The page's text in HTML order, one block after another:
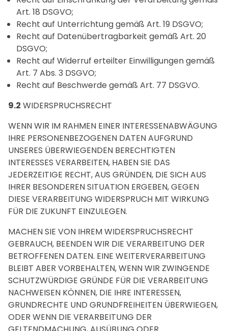
Art. 18 DSGVO;
Recht auf Unterrichtung gemäß Art. 19 DSGVO;
Recht auf Datenübertragbarkeit gemäß Art. 20
DSGVO;
Recht auf Widerruf erteilter Einwilligungen gemäß
Art. 7 Abs. 3 DSGVO;
Recht auf Beschwerde gemäß Art. 77 DSGVO.
9.2 WIDERSPRUCHSRECHT
WENN WIR IM RAHMEN EINER INTERESSENABWÄGUNG
IHRE PERSONENBEZOGENEN DATEN AUFGRUND
UNSERES ÜBERWIEGENDEN BERECHTIGTEN
INTERESSES VERARBEITEN, HABEN SIE DAS
JEDERZEITIGE RECHT, AUS GRÜNDEN, DIE SICH AUS
IHRER BESONDEREN SITUATION ERGEBEN, GEGEN
DIESE VERARBEITUNG WIDERSPRUCH MIT WIRKUNG
FÜR DIE ZUKUNFT EINZULEGEN.
MACHEN SIE VON IHREM WIDERSPRUCHSRECHT
GEBRAUCH, BEENDEN WIR DIE VERARBEITUNG DER
BETROFFENEN DATEN. EINE WEITERVERARBEITUNG
BLEIBT ABER VORBEHALTEN, WENN WIR ZWINGENDE
SCHUTZWÜRDIGE GRÜNDE FÜR DIE VERARBEITUNG
NACHWEISEN KÖNNEN, DIE IHRE INTERESSEN,
GRUNDRECHTE UND GRUNDFREIHEITEN ÜBERWIEGEN,
ODER WENN DIE VERARBEITUNG DER